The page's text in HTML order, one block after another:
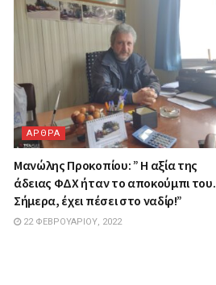
ΑΡΘΡΑ
Μανώλης Προκοπίου: ” H αξία της
άδειας ΦΔΧ ήταν το αποκούμπι του.
Σήμερα, έχει πέσει στο ναδίρ!”
22 ΦΕΒΡΟΥΑΡΊΟΥ, 2022